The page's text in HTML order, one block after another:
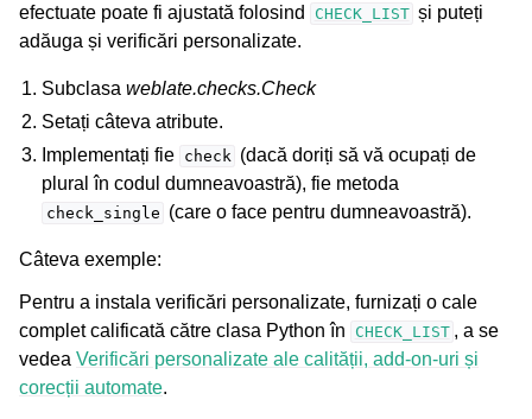
efectuate poate fi ajustată folosind
CHECK_LIST și puteți
adăuga și verificări personalizate.
Subclasaweblate.checks.Check
Setați câteva atribute.
Implementați fie check (dacă doriți să vă ocupați de
plural în codul dumneavoastră), fie metoda
check_single (care o face pentru dumneavoastră).
Câteva exemple:
Pentru a instala verificări personalizate, furnizați o cale
complet calificată către clasa Python în
CHECK_LIST , a se
vedea Verificări personalizate ale calității, add-on-uri și
corecții automate.